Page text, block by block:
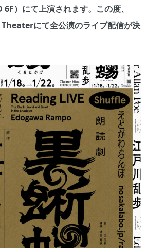
）にて上演されます。この度、
にて全公演のライブ配信が決